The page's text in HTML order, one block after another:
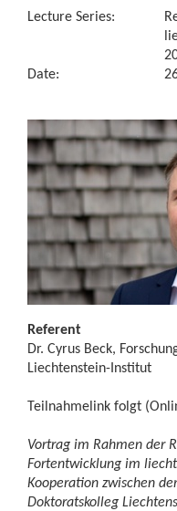
Lecture Series:
Date:
Referent
Dr. Cyrus Beck,
Liechtenstein-Institut
Teilnahmelink folgt
Vortrag im Rahmen der
Fortentwicklung im
Kooperation zwischen
Doktoratskolleg